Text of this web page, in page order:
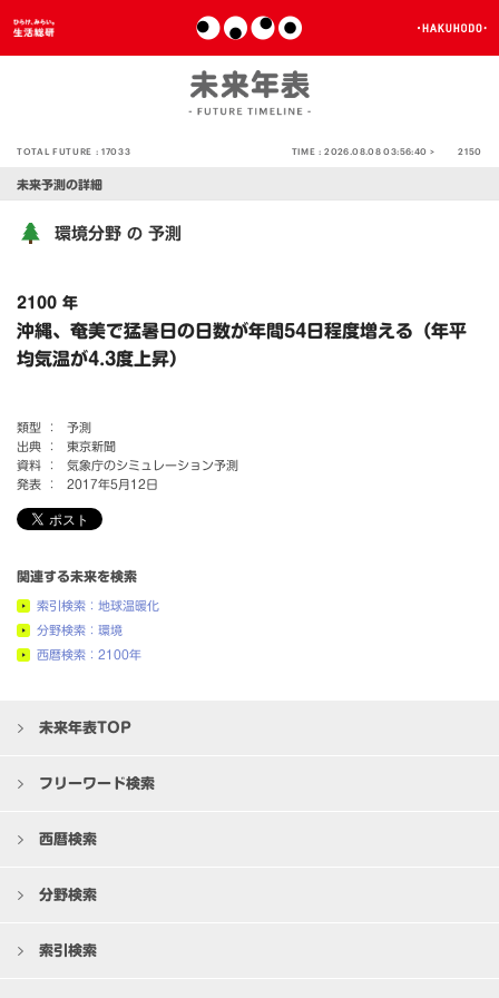
TOTAL FUTURE :17033 TIME :2026.08.08 03:56:40 > 2150
未来予測の詳細
環境分野 の 予測
2100 年
沖縄、奄美で猛暑日の日数が年間54日程度増える（年平
均気温が4.3度上昇）
類型 ：
予測
出典 ：
東京新聞
資料 ：
気象庁のシミュレーション予測
発表 ：
2017年5月12日
関連する未来を検索
索引検索：地球温暖化
分野検索：環境
西暦検索：2100年
未来年表TOP
フリーワード検索
西暦検索
分野検索
索引検索